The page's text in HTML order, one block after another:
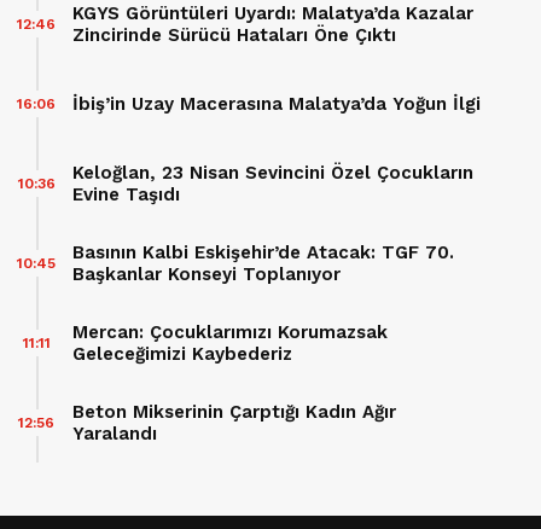
KGYS Görüntüleri Uyardı: Malatya’da Kazalar
Zincirinde Sürücü Hataları Öne Çıktı
12:46
İbiş’in Uzay Macerasına Malatya’da Yoğun İlgi
16:06
Keloğlan, 23 Nisan Sevincini Özel Çocukların
Evine Taşıdı
10:36
Basının Kalbi Eskişehir’de Atacak: TGF 70.
Başkanlar Konseyi Toplanıyor
10:45
Mercan: Çocuklarımızı Korumazsak
Geleceğimizi Kaybederiz
11:11
Beton Mikserinin Çarptığı Kadın Ağır
Yaralandı
12:56